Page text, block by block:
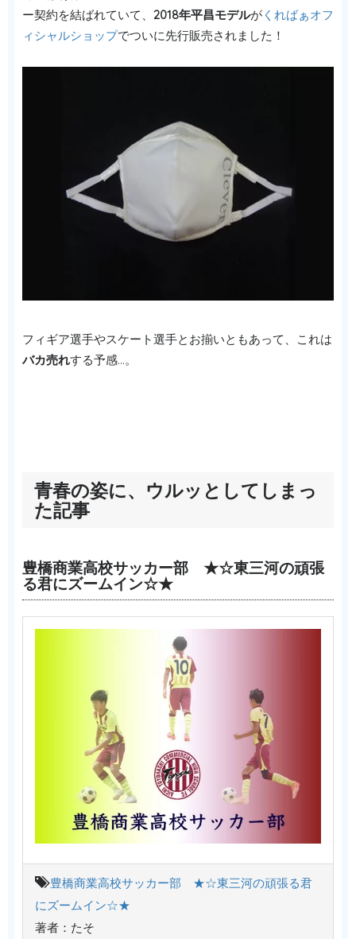
ー契約を結ばれていて、 2018年平昌モデルが くればぁオフ
ィシャルショップでついに先行販売されました！
フィギア選手やスケート選手とお揃いともあって、これは
バカ売れする予感…。
青春の姿に、ウルッとしてしまっ
た記事
豊橋商業高校サッカー部 ★☆東三河の頑張
る君にズームイン☆★
豊橋商業高校サッカー部 ★☆東三河の頑張る君
にズームイン☆★
著者：たそ